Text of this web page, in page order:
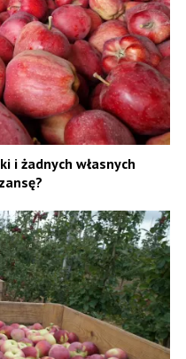
i żadnych własnych